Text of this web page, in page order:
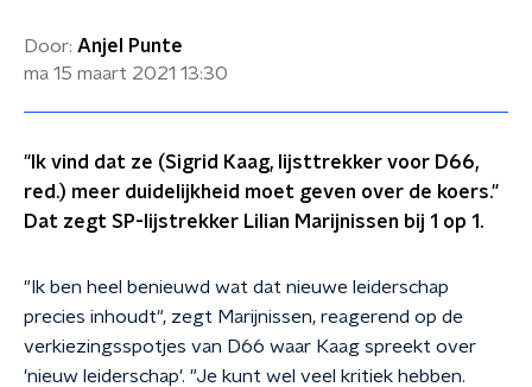
Door: Anjel Punte
ma 15 maart 2021 13:30
"Ik vind dat ze (Sigrid Kaag, lijsttrekker voor D66,
red.) meer duidelijkheid moet geven over de koers."
Dat zegt SP-lijstrekker Lilian Marijnissen bij 1 op 1.
"Ik ben heel benieuwd wat dat nieuwe leiderschap
precies inhoudt", zegt Marijnissen, reagerend op de
verkiezingsspotjes van D66 waar Kaag spreekt over
'nieuw leiderschap'. "Je kunt wel veel kritiek hebben.